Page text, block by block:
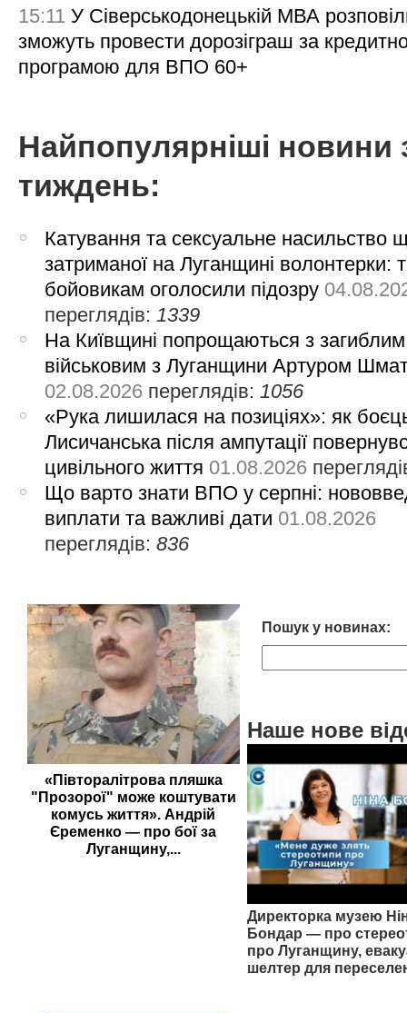
15:11 У Сіверськодонецькій МВА
зможуть провести дорозіграш за
програмою для ВПО 60+
Найпопулярніші новини
тиждень:
Катування та сексуальне насильство
затриманої на Луганщині волонтерки:
бойовикам оголосили підозру
переглядів: 1339
На Київщині попрощаються з загиблим
військовим з Луганщини Артуром
02.08.2026 переглядів: 1056
«Рука лишилася на позиціях»: як
Лисичанська після ампутації
цивільного життя 01.08.2026
Що варто знати ВПО у серпні:
виплати та важливі дати 01.08.2026
переглядів:836
«Півторалітрова пляшка
"Прозорої" може коштувати
комусь життя». Андрій
Єременко — про бої за
Луганщину,...
Пошук у новинах:
Наше нове
Директорка музею
Бондар — про
про Луганщину,
шелтер для